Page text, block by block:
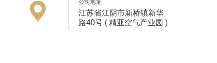
公司地址
江苏省江阴市新桥镇新华
路40号 ( 精亚空气产业园 )